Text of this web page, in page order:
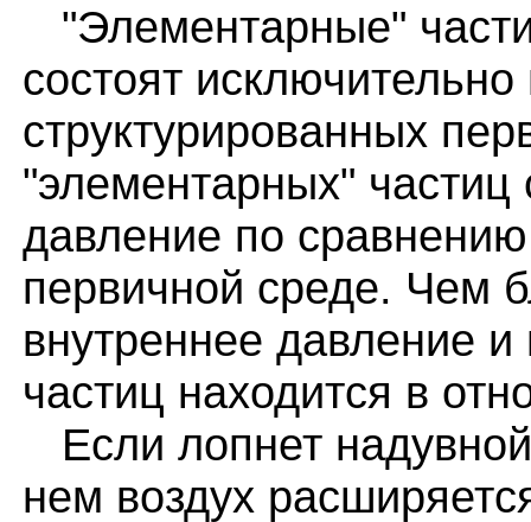
"Элементарные"
состоят
структурированных
"элементарных"
давление по
первичной среде. Чем
внутреннее давление
частиц находится в
Если лопнет
нем воздух